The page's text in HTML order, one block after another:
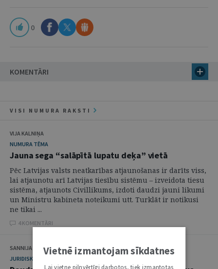
0
KOMENTĀRI
VISI NUMURA RAKSTI
VIJA KALNIŅA
NUMURA TĒMA
Jauna sega “salāpītā lupatu deķa” vietā
Pēc Latvijas valsts neatkarības atjaunošanas ir darīts viss,
lai atjaunotu arī Latvijas tiesību sistēmu – izveidota tiesu
sistēma, atjaunots Civillikums, izdoti daudzi jauni likumi
un Ministru kabineta noteikumi utt. Turklāt ir notikusi
ne tikai ...
4 KOMENTĀRI
SANNIJA MATULE
JURIDISKĀ LITERATŪRA
Vietnē izmantojam sīkdatnes
Lai vietne pilnvērtīgi darbotos, tiek izmantotas